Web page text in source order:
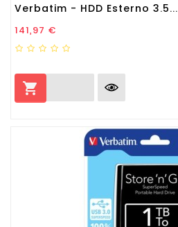
Verbatim - HDD Esterno 3.5...
Prezzo
141,97 €
